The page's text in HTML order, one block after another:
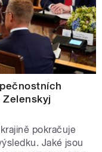
pokračuje
Jaké jsou